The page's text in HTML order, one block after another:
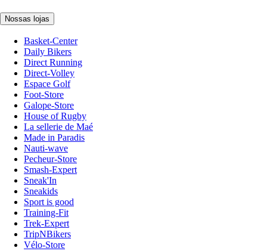
Nossas lojas
Basket-Center
Daily Bikers
Direct Running
Direct-Volley
Espace Golf
Foot-Store
Galope-Store
House of Rugby
La sellerie de Maé
Made in Paradis
Nauti-wave
Pecheur-Store
Smash-Expert
Sneak'In
Sneakids
Sport is good
Training-Fit
Trek-Expert
TripNBikers
Vélo-Store